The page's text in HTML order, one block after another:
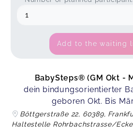
Add to the waiting
BabySteps® (GM Okt -
dein bindungsorientierter
geboren Okt. Bis
Böttgerstraße 22, 60389,
Haltestelle Rohrbachstrasse/